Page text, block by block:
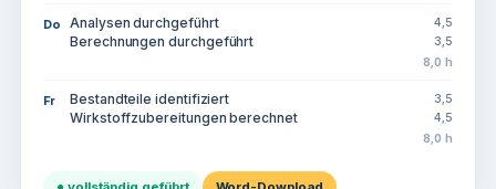
Do Analysen durchgeführt 4,5
Berechnungen durchgeführt 3,5
8,0 h
Fr Bestandteile identifiziert 3,5
Wirkstoffzubereitungen berechnet 4,5
8,0 h